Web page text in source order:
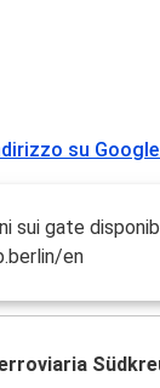
su
sui gate
en